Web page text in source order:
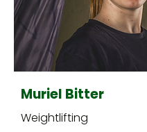
Muriel Bitter
Weightlifting